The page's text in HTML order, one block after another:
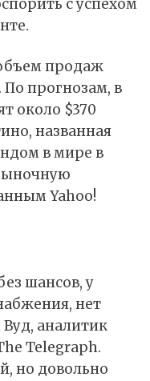
с успехом
продаж
По прогнозам, в
около $370
названная
в мире в
Yahoo!
шансов, у
нет
аналитик
Telegraph.
но довольно